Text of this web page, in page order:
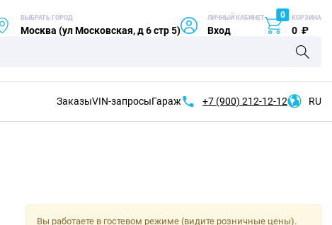
ВЫБРАТЬ ГОРОД
Москва (ул Московская, д 6 стр 5)
ЛИЧНЫЙ КАБИНЕТ
Вход
0 КОРЗИНА
0 ₽
ЗаказыVIN-запросыГараж +7 (900) 212-12-12 RU
Вы работаете в гостевом режиме (видите розничные цены).